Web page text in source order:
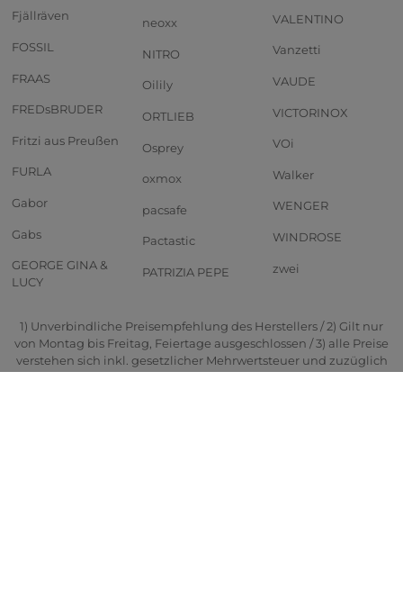
Fjällräven
FOSSIL
FRAAS
FREDsBRUDER
Fritzi aus Preußen
FURLA
Gabor
Gabs
GEORGE GINA &
LUCY
neoxx
NITRO
Oilily
ORTLIEB
Osprey
oxmox
pacsafe
Pactastic
PATRIZIA PEPE
VALENTINO
Vanzetti
VAUDE
VICTORINOX
VOi
Walker
WENGER
WINDROSE
zwei
1) Unverbindliche Preisempfehlung des Herstellers / 2) Gilt nur
von Montag bis Freitag, Feiertage ausgeschlossen / 3) alle Preise
verstehen sich inkl. gesetzlicher Mehrwertsteuer und zuzüglich